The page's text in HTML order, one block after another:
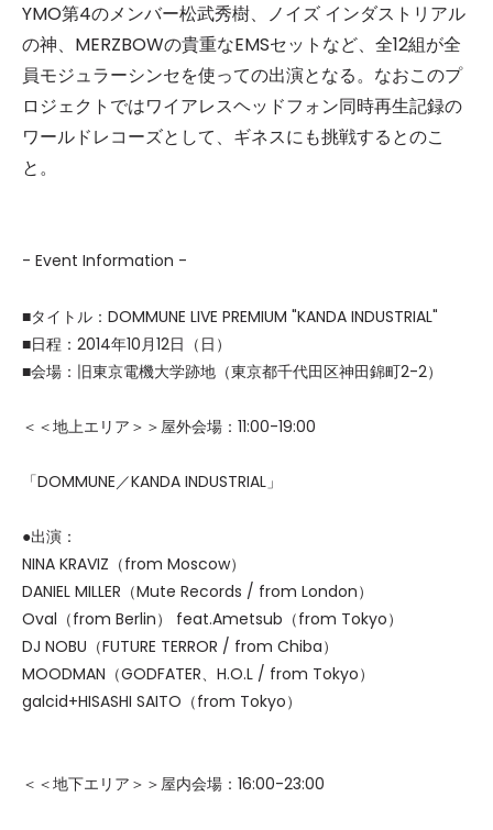
YMO第4のメンバー松武秀樹、ノイズ インダストリアル
の神、MERZBOWの貴重なEMSセットなど、全12組が全
員モジュラーシンセを使っての出演となる。なおこのプ
ロジェクトではワイアレスヘッドフォン同時再生記録の
ワールドレコーズとして、ギネスにも挑戦するとのこ
と。
- Event Information -
■タイトル：DOMMUNE LIVE PREMIUM "KANDA INDUSTRIAL"
■日程：2014年10月12日（日）
■会場：旧東京電機大学跡地（東京都千代田区神田錦町2-2）
＜＜地上エリア＞＞屋外会場：11:00-19:00
「DOMMUNE／KANDA INDUSTRIAL」
●出演：
NINA KRAVIZ（from Moscow）
DANIEL MILLER（Mute Records / from London）
Oval（from Berlin） feat.Ametsub（from Tokyo）
DJ NOBU（FUTURE TERROR / from Chiba）
MOODMAN（GODFATER、H.O.L / from Tokyo）
galcid+HISASHI SAITO（from Tokyo）
＜＜地下エリア＞＞屋内会場：16:00-23:00